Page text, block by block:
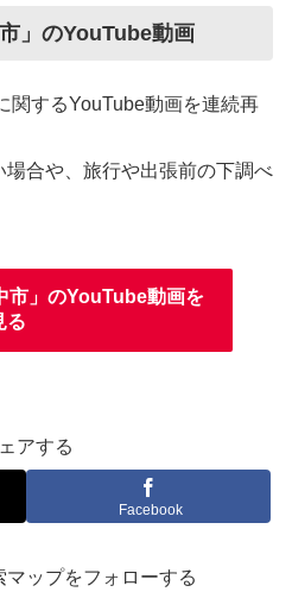
」のYouTube動画
関するYouTube動画を連続再
合や、旅行や出張前の下調べ
市」のYouTube動画を
る
アする
Facebook
マップをフォローする